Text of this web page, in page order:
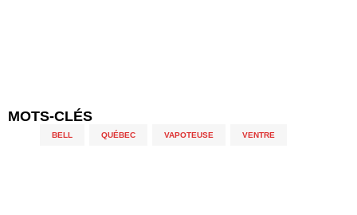
MOTS-CLÉS
BELL QUÉBEC VAPOTEUSE VENTRE